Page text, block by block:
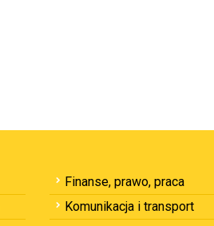
Finanse, prawo, praca
Komunikacja i transport